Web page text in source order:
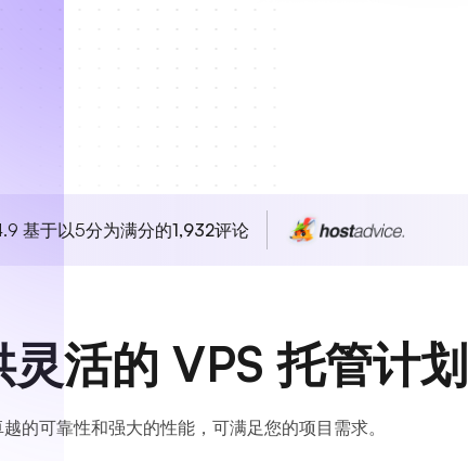
基于以5分为满分的1,932评论
活的 VPS 托管计划
的可靠性和强大的性能，可满足您的项目需求。